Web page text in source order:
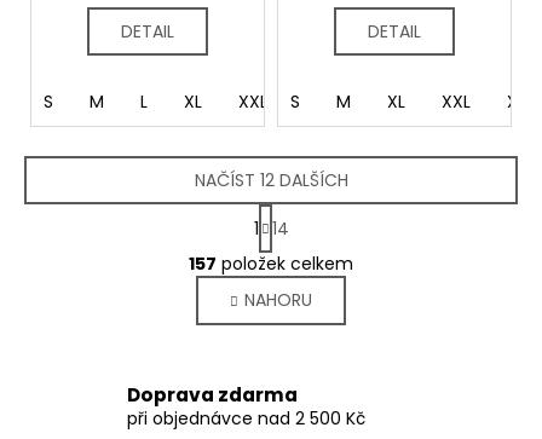
DETAIL
S M L XL XXL XXXL
DETAIL
S M XL XXL
O
v
l
á
a
c
NAČÍST 12 DALŠÍCH
S
t
r
á
n
k
á
n
1 14
157 položek celkem
NAHORU
Doprava zdarma
při objednávce nad 2 500 Kč